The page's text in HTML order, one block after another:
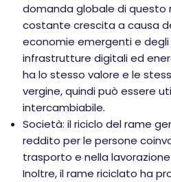
domanda globale di questo
costante crescita a causa
economie emergenti e
infrastrutture digitali ed
ha lo stesso valore e le
vergine, quindi può essere
intercambiabile.
Società: il riciclo del rame
reddito per le persone
trasporto e nella
Inoltre, il rame riciclato ha